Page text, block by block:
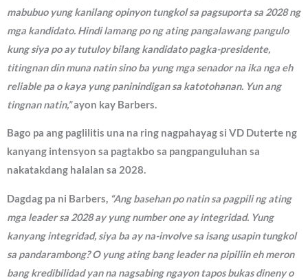
mabubuo yung kanilang opinyon tungkol sa pagsuporta sa 2028 ng
mga kandidato. Hindi lamang po ng ating pangalawang pangulo
kung siya po ay tutuloy bilang kandidato pagka-presidente,
titingnan din muna natin sino ba yung mga senador na ika nga eh
reliable pa o kaya yung paninindigan sa katotohanan. Yun ang
tingnan natin,”ayon kay Barbers.
Bago pa ang paglilitis una na ring nagpahayag si VD Duterte ng
kanyang intensyon sa pagtakbo sa pangpanguluhan sa
nakatakdang halalan sa 2028.
Dagdag pa ni Barbers, “Ang basehan po natin sa pagpili ng ating
mga leader sa 2028 ay yung number one ay integridad. Yung
kanyang integridad, siya ba ay na-involve sa isang usapin tungkol
sa pandarambong? O yung ating bang leader na pipiliin eh meron
bang kredibilidad yan na nagsabing ngayon tapos bukas dineny o